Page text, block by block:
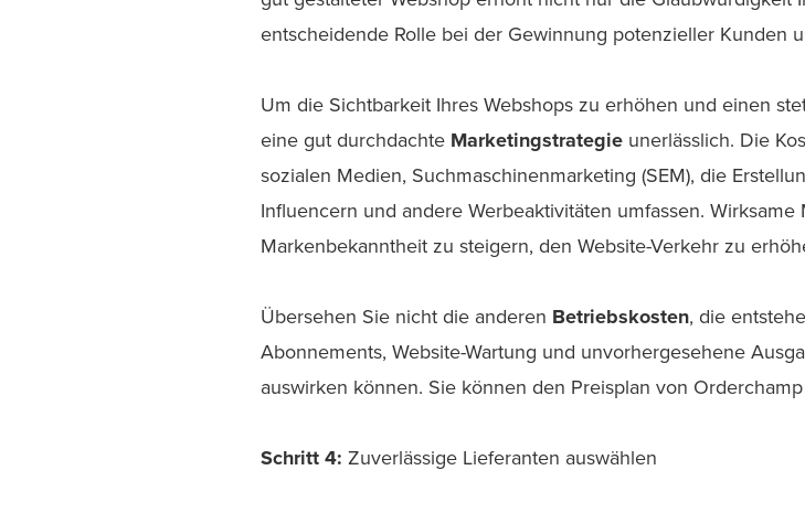
entscheidende Rolle bei der Gewinnung potenzieller Kunden
Um die Sichtbarkeit Ihres Webshops zu erhöhen und einen
eine gut durchdachte Marketingstrategie unerlässlich. Die
sozialen Medien, Suchmaschinenmarketing (SEM), die
Influencern und andere Werbeaktivitäten umfassen.
Markenbekanntheit zu steigern, den Website-Verkehr zu
Übersehen Sie nicht die anderen Betriebskosten, die
Abonnements, Website-Wartung und unvorhergesehene
auswirken können. Sie können den Preisplan von
Schritt 4: Zuverlässige Lieferanten auswählen